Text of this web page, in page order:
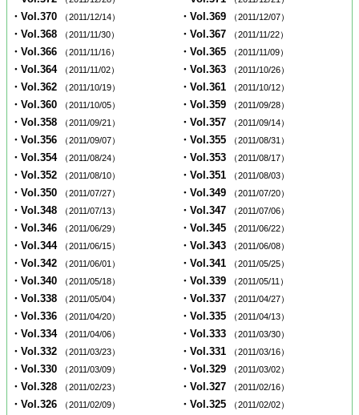
・Vol.370 （2011/12/14） ・Vol.369 （2011/12/07）
・Vol.368 （2011/11/30） ・Vol.367 （2011/11/22）
・Vol.366 （2011/11/16） ・Vol.365 （2011/11/09）
・Vol.364 （2011/11/02） ・Vol.363 （2011/10/26）
・Vol.362 （2011/10/19） ・Vol.361 （2011/10/12）
・Vol.360 （2011/10/05） ・Vol.359 （2011/09/28）
・Vol.358 （2011/09/21） ・Vol.357 （2011/09/14）
・Vol.356 （2011/09/07） ・Vol.355 （2011/08/31）
・Vol.354 （2011/08/24） ・Vol.353 （2011/08/17）
・Vol.352 （2011/08/10） ・Vol.351 （2011/08/03）
・Vol.350 （2011/07/27） ・Vol.349 （2011/07/20）
・Vol.348 （2011/07/13） ・Vol.347 （2011/07/06）
・Vol.346 （2011/06/29） ・Vol.345 （2011/06/22）
・Vol.344 （2011/06/15） ・Vol.343 （2011/06/08）
・Vol.342 （2011/06/01） ・Vol.341 （2011/05/25）
・Vol.340 （2011/05/18） ・Vol.339 （2011/05/11）
・Vol.338 （2011/05/04） ・Vol.337 （2011/04/27）
・Vol.336 （2011/04/20） ・Vol.335 （2011/04/13）
・Vol.334 （2011/04/06） ・Vol.333 （2011/03/30）
・Vol.332 （2011/03/23） ・Vol.331 （2011/03/16）
・Vol.330 （2011/03/09） ・Vol.329 （2011/03/02）
・Vol.328 （2011/02/23） ・Vol.327 （2011/02/16）
・Vol.326 （2011/02/09） ・Vol.325 （2011/02/02）